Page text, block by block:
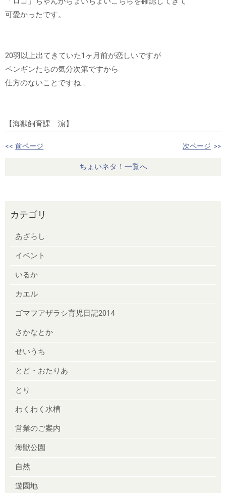
可愛かったです。
20羽以上出てきていた1ヶ月前が恋しいですが
ペンギンたちの気分次第ですから
仕方のないことですね…
【海獣飼育課 濵】
<< 前ページ 次ページ >>
ちょいネタ！一覧へ
カテゴリ
あざらし
イベント
いるか
カエル
ゴマフアザラシ育児日記2014
さかなとか
せいうち
とど・おたりあ
とり
わくわく水槽
営業のご案内
海獣公園
自然
遊園地